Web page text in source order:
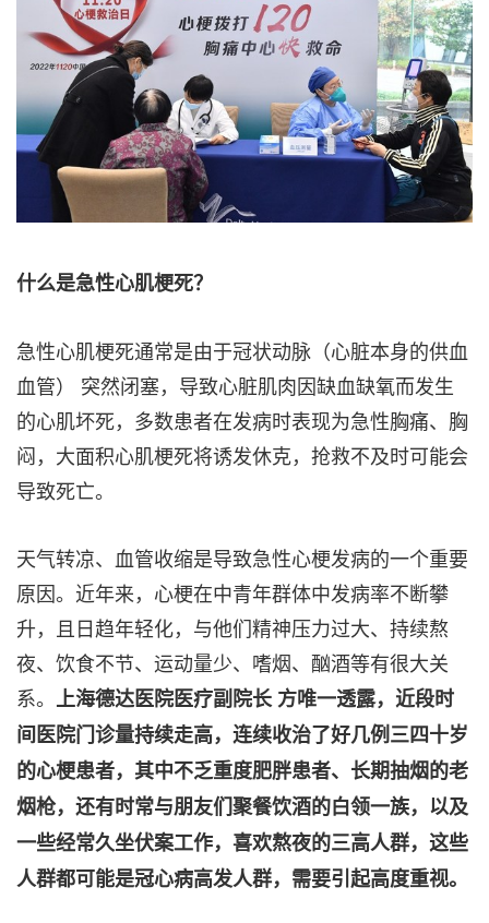
什么是急性心肌梗死？
急性心肌梗死通常是由于冠状动脉（心脏本身的供血
血管） 突然闭塞，导致心脏肌肉因缺血缺氧而发生
的心肌坏死，多数患者在发病时表现为急性胸痛、胸
闷，大面积心肌梗死将诱发休克，抢救不及时可能会
导致死亡。
天气转凉、血管收缩是导致急性心梗发病的一个重要
原因。近年来，心梗在中青年群体中发病率不断攀
升，且日趋年轻化，与他们精神压力过大、持续熬
夜、饮食不节、运动量少、嗜烟、酗酒等有很大关
系。 上海德达医院医疗副院长 方唯一透露，近段时
间医院门诊量持续走高，连续收治了好几例三四十岁
的心梗患者，其中不乏重度肥胖患者、长期抽烟的老
烟枪，还有时常与朋友们聚餐饮酒的白领一族，以及
一些经常久坐伏案工作，喜欢熬夜的三高人群，这些
人群都可能是冠心病高发人群，需要引起高度重视。